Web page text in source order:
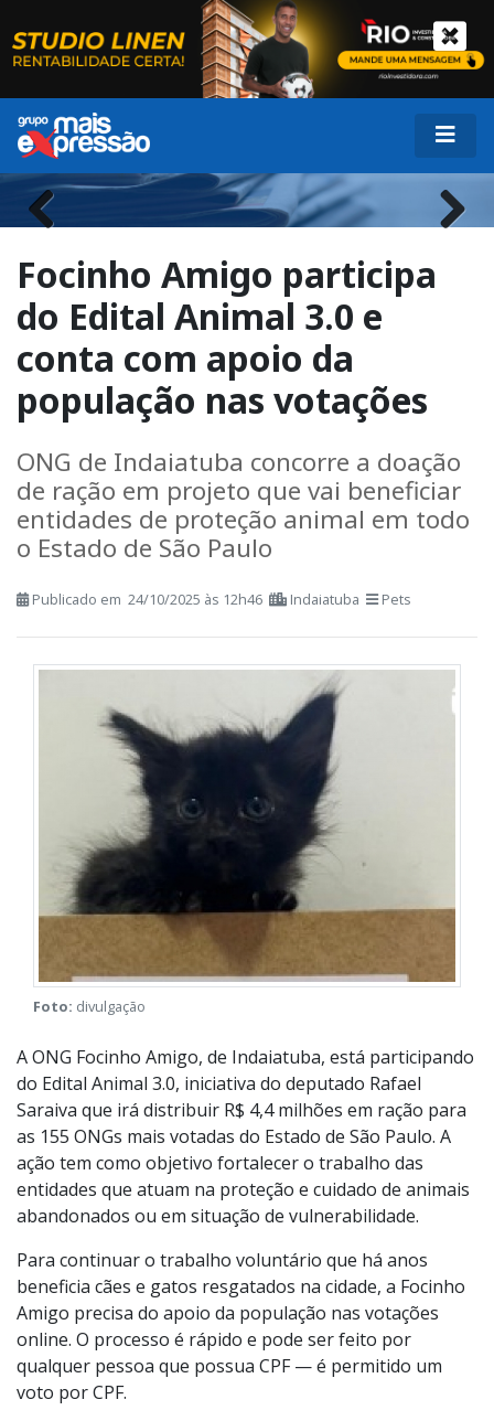
Previous Next
Focinho Amigo participa
do Edital Animal 3.0 e
conta com apoio da
população nas votações
ONG de Indaiatuba concorre a doação
de ração em projeto que vai beneficiar
entidades de proteção animal em todo
o Estado de São Paulo
divulgação
A ONG Focinho Amigo, de Indaiatuba, está participando
do Edital Animal 3.0, iniciativa do deputado Rafael
Saraiva que irá distribuir R$ 4,4 milhões em ração para
as 155 ONGs mais votadas do Estado de São Paulo. A
ação tem como objetivo fortalecer o trabalho das
entidades que atuam na proteção e cuidado de animais
abandonados ou em situação de vulnerabilidade.
Para continuar o trabalho voluntário que há anos
beneficia cães e gatos resgatados na cidade, a Focinho
Amigo precisa do apoio da população nas votações
online. O processo é rápido e pode ser feito por
qualquer pessoa que possua CPF — é permitido um
voto por CPF.